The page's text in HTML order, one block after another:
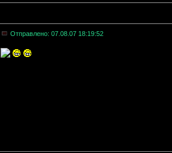
Отправлено: 07.08.07 18:19:52